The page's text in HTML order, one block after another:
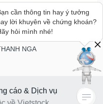
ICP ngày 20/07/2023
Truyền thông TPHCM
nhiệm
NGA
cáo & Dịch vụ
cần thông tin hay ý tưởng
lời khuyên về chứng khoán?
hỏi mình nhé!